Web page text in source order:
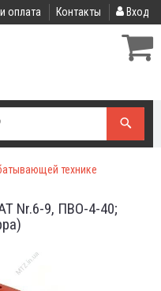
оплата Контакты Вход
технике
Nr.6-9, ПВО-4-40;